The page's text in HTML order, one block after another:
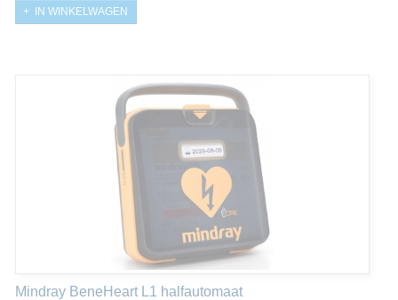
IN WINKELWAGEN
Mindray BeneHeart L1 halfautomaat